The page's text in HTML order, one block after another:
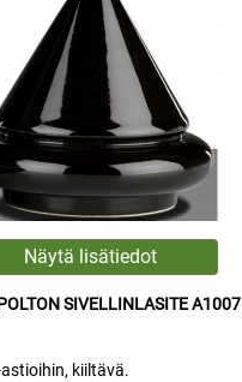
SIVELLINLASITE A1007
kiiltävä.